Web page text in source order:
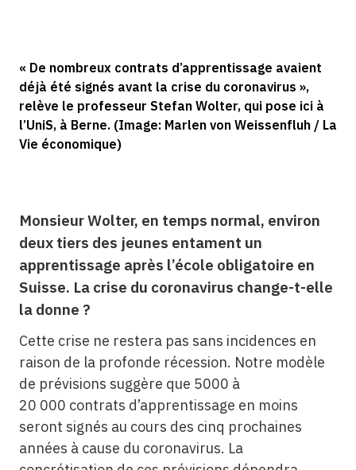
« De nombreux contrats d’apprentissage avaient
déjà été signés avant la crise du coronavirus »,
relève le professeur Stefan Wolter, qui pose ici à
l’UniS, à Berne. (Image: Marlen von Weissenfluh / La
Vie économique)
Monsieur Wolter, en temps normal, environ
deux tiers des jeunes entament un
apprentissage après l’école obligatoire en
Suisse. La crise du coronavirus change-t-elle
la donne ?
Cette crise ne restera pas sans incidences en
raison de la profonde récession. Notre modèle
de prévisions suggère que 5000 à
20 000 contrats d’apprentissage en moins
seront signés au cours des cinq prochaines
années à cause du coronavirus. La